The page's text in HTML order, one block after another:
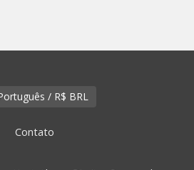
Português / R$ BRL
Contato